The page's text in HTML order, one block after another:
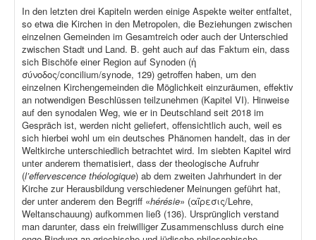
In den letzten drei Kapiteln werden einige Aspekte weiter entfaltet,
so etwa die Kirchen in den Metropolen, die Beziehungen zwischen
einzelnen Gemeinden im Gesamtreich oder auch der Unterschied
zwischen Stadt und Land. B. geht auch auf das Faktum ein, dass
sich Bischöfe einer Region auf Synoden (ἡ
σύνοδος/concilium/synode, 129) getroffen haben, um den
einzelnen Kirchengemeinden die Möglichkeit einzuräumen, effektiv
an notwendigen Beschlüssen teilzunehmen (Kapitel VI). Hinweise
auf den synodalen Weg, wie er in Deutschland seit 2018 im
Gespräch ist, werden nicht geliefert, offensichtlich auch, weil es
sich hierbei wohl um ein deutsches Phänomen handelt, das in der
Weltkirche unterschiedlich betrachtet wird. Im siebten Kapitel wird
unter anderem thematisiert, dass der theologische Aufruhr
(l’effervescence théologique) ab dem zweiten Jahrhundert in der
Kirche zur Herausbildung verschiedener Meinungen geführt hat,
der unter anderem den Begriff «hérésie» (αἵρεσις/Lehre,
Weltanschauung) aufkommen ließ (136). Ursprünglich verstand
man darunter, dass ein freiwilliger Zusammenschluss durch eine